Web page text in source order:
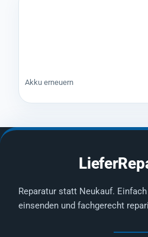
Akku erneuern
Reparatur statt Neukauf.
einsenden und fachgerecht